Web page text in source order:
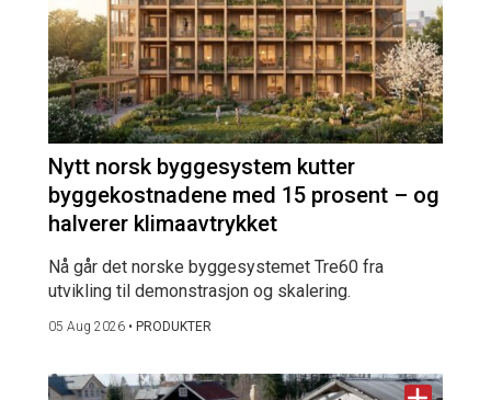
Nytt norsk byggesystem kutter
byggekostnadene med 15 prosent – og
halverer klimaavtrykket
Nå går det norske byggesystemet Tre60 fra
utvikling til demonstrasjon og skalering.
05 Aug 2026 • PRODUKTER